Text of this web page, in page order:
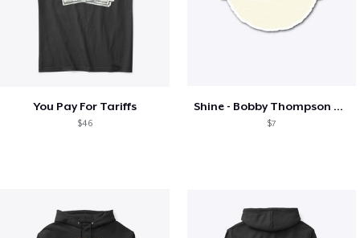
You Pay For Tariffs
$46
Shine - Bobby Thompson Band Merch
$7